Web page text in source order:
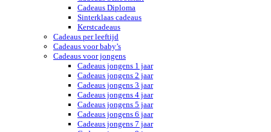
Cadeaus Diploma
Sinterklaas cadeaus
Kerstcadeaus
Cadeaus per leeftijd
Cadeaus voor baby’s
Cadeaus voor jongens
Cadeaus jongens 1 jaar
Cadeaus jongens 2 jaar
Cadeaus jongens 3 jaar
Cadeaus jongens 4 jaar
Cadeaus jongens 5 jaar
Cadeaus jongens 6 jaar
Cadeaus jongens 7 jaar